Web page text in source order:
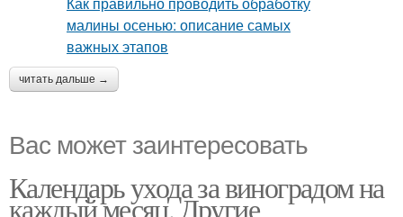
читать дальше →
Вас может заинтересовать
Календарь ухода за виноградом на
каждый месяц. Другие